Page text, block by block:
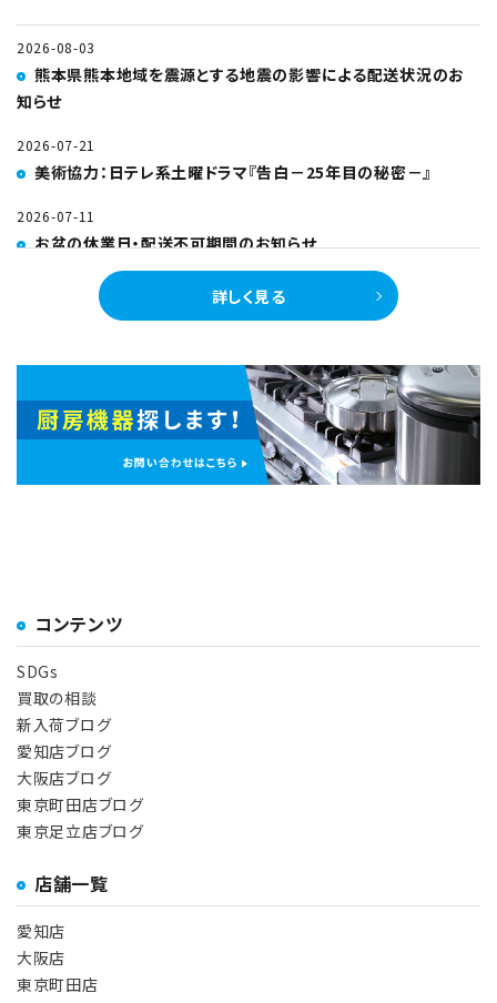
2026-08-03
熊本県熊本地域を震源とする地震の影響による配送状況のお
知らせ
2026-07-21
美術協力：日テレ系土曜ドラマ『告白－25年目の秘密－』
2026-07-11
お盆の休業日・配送不可期間のお知らせ
【重要】定休日追加に関するご案内
【重要】幹線輸送費適用のご案内
2026-03-31
美術協力：Netflixシリーズ『九条の大罪』
詳しく見る
コンテンツ
SDGs
買取の相談
新入荷ブログ
愛知店ブログ
大阪店ブログ
東京町田店ブログ
東京足立店ブログ
店舗一覧
愛知店
大阪店
東京町田店